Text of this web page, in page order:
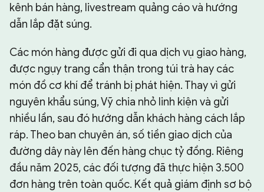
kênh bán hàng, livestream quảng cáo và hướng
dẫn lắp đặt súng.
Các món hàng được gửi đi qua dịch vụ giao hàng,
được ngụy trang cẩn thận trong túi trà hay các
món đồ cơ khí để tránh bị phát hiện. Thay vì gửi
nguyên khẩu súng, Vỹ chia nhỏ linh kiện và gửi
nhiều lần, sau đó hướng dẫn khách hàng cách lắp
ráp. Theo ban chuyên án, số tiền giao dịch của
đường dây này lên đến hàng chục tỷ đồng. Riêng
đầu năm 2025, các đối tượng đã thực hiện 3.500
đơn hàng trên toàn quốc. Kết quả giám định sơ bộ